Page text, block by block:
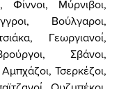
Φίννοι, Μύρνιβοι,
Βούλγαροι,
Γεωργιανοί,
Σβάνοι,
Τσερκέζοι,